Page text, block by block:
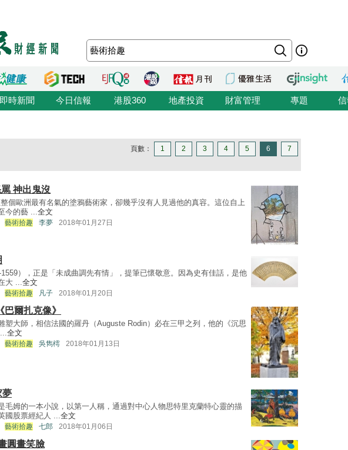
即時新聞 今日信報 港股360 地產投資 財富管理 專題
頁數： 1 2 3 4 5 6 7
神出鬼沒
個歐洲最有名氣的塗鴉藝術家，卻幾乎沒有人見過他的真容。這位自上
今的藝 ...全文
藝術拾趣 李夢 2018年01月27日
），正是「未成曲調先有情」，提筆已懷敬意。因為史有佳話，是他
大 ...全文
藝術拾趣 凡子 2018年01月20日
爾扎克像》
塑大師，相信法國的羅丹（Auguste Rodin）必在三甲之列，他的《沉思
全文
藝術拾趣 吳雋樗 2018年01月13日
夢
毛姆的一本小說，以第一人稱，通過對中心人物思特里克蘭特心靈的描
國股票經紀人 ...全文
藝術拾趣 七郎 2018年01月06日
圓畫笑臉